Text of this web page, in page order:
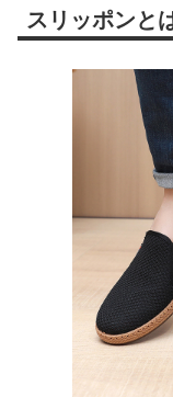
スリッポンと